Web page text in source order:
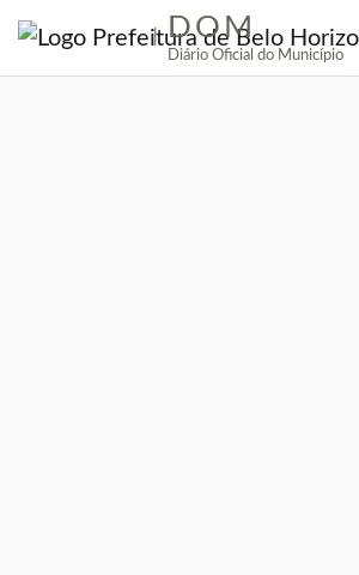
| DOM
Diário Oficial do Município